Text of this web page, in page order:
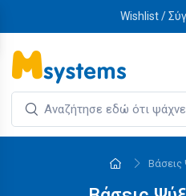
Wishlist /
Βάσεις